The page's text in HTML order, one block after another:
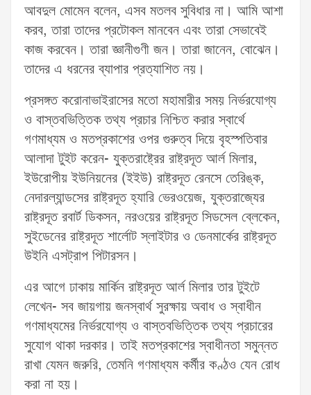
আবদুল মোমেন বলেন, এসব মতলব সুবিধার না। আমি আশা
করব, তারা তাদের প্রটোকল মানবেন এবং তারা সেভাবেই
কাজ করবেন। তারা জ্ঞানীগুণী জন। তারা জানেন, বোঝেন।
তাদের এ ধরনের ব্যাপার প্রত্যাশিত নয়।
প্রসঙ্গত করোনাভাইরাসের মতো মহামারীর সময় নির্ভরযোগ্য
ও বাস্তবভিত্তিক তথ্য প্রচার নিশ্চিত করার স্বার্থে
গণমাধ্যম ও মতপ্রকাশের ওপর গুরুত্ব দিয়ে বৃহস্পতিবার
আলাদা টুইট করেন- যুক্তরাষ্ট্রের রাষ্ট্রদূত আর্ল মিলার,
ইউরোপীয় ইউনিয়নের (ইইউ) রাষ্ট্রদূত রেনসে তেরিঙ্ক,
নেদারল্যান্ডসের রাষ্ট্রদূত হ্যারি ভেরওয়েজ, যুক্তরাজ্যের
রাষ্ট্রদূত রবার্ট ডিকসন, নরওয়ের রাষ্ট্রদূত সিডসেল ব্লেকেন,
সুইডেনের রাষ্ট্রদূত শার্লোট স্লাইটার ও ডেনমার্কের রাষ্ট্রদূত
উইনি এসট্রাপ পিটারসন।
এর আগে ঢাকায় মার্কিন রাষ্ট্রদূত আর্ল মিলার তার টুইটে
লেখেন- সব জায়গায় জনস্বার্থ সুরক্ষায় অবাধ ও স্বাধীন
গণমাধ্যমের নির্ভরযোগ্য ও বাস্তবভিত্তিক তথ্য প্রচারের
সুযোগ থাকা দরকার। তাই মতপ্রকাশের স্বাধীনতা সমুন্নত
রাখা যেমন জরুরি, তেমনি গণমাধ্যম কর্মীর কণ্ঠও যেন রোধ
করা না হয়।